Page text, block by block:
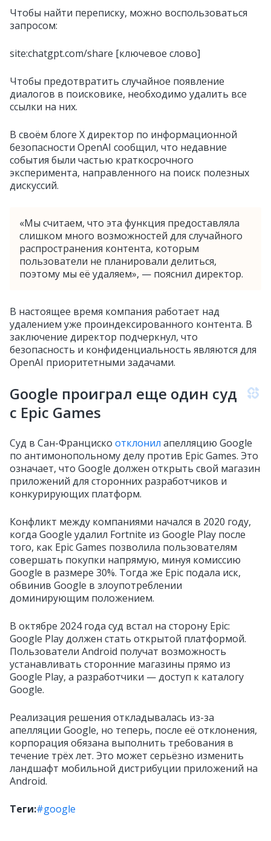
Чтобы найти переписку, можно воспользоваться
запросом:
site:chatgpt.com/share [ключевое слово]
Чтобы предотвратить случайное появление
диалогов в поисковике, необходимо удалить все
ссылки на них.
В своём блоге Х директор по информационной
безопасности OpenAI сообщил, что недавние
события были частью краткосрочного
эксперимента, направленного на поиск полезных
дискуссий.
«Мы считаем, что эта функция предоставляла
слишком много возможностей для случайного
распространения контента, которым
пользователи не планировали делиться,
поэтому мы её удаляем», — пояснил директор.
В настоящее время компания работает над
удалением уже проиндексированного контента. В
заключение директор подчеркнул, что
безопасность и конфиденциальность являются для
OpenAI приоритетными задачами.
Google проиграл еще один суд
с Epic Games
Суд в Сан-Франциско отклонил апелляцию Google
по антимонопольному делу против Epic Games. Это
означает, что Google должен открыть свой магазин
приложений для сторонних разработчиков и
конкурирующих платформ.
Конфликт между компаниями начался в 2020 году,
когда Google удалил Fortnite из Google Play после
того, как Epic Games позволила пользователям
совершать покупки напрямую, минуя комиссию
Google в размере 30%. Тогда же Epic подала иск,
обвинив Google в злоупотреблении
доминирующим положением.
В октябре 2024 года суд встал на сторону Epic:
Google Play должен стать открытой платформой.
Пользователи Android получат возможность
устанавливать сторонние магазины прямо из
Google Play, а разработчики — доступ к каталогу
Google.
Реализация решения откладывалась из-за
апелляции Google, но теперь, после её отклонения,
корпорация обязана выполнить требования в
течение трёх лет. Это может серьёзно изменить
ландшафт мобильной дистрибуции приложений на
Android.
Теги:#google